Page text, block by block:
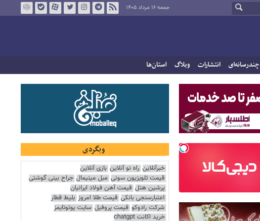
جمعه ۱۶ مرداد ۱۴۰۵
چندرسانه‌ای انتشارات وبلاگ استان‌ها
وبگردی
خبرآنلاین راه نو آنلاین بازی آنلاین
قیمت تلویزیون سونی مبل مینیمال جراح بینی گوشتی
پرشین هتل قیمت آهن فولاد ایرانیان
اعتبارسنجی بانکی قیمت طلا امروز بلیط قطار
شرکت رادوکو قیمت پروفیل سایت یوتوتایمز
خرید اکانت chatgpt